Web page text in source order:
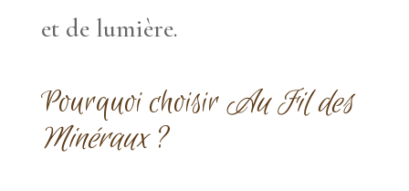
et de lumière.
Pourquoi choisirAu Fil des
Minéraux?